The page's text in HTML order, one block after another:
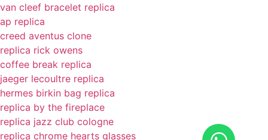
van cleef bracelet replica
ap replica
creed aventus clone
replica rick owens
coffee break replica
jaeger lecoultre replica
hermes birkin bag replica
replica by the fireplace
replica jazz club cologne
replica chrome hearts glasses